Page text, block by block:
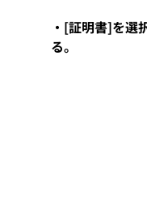
・[証明書]を選
る。